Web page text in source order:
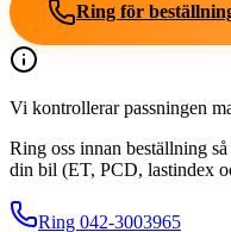
Ring för
Vi kontrollerar passningen
Ring oss innan beställning
din bil (ET, PCD, lastindex
Ring 042-3003965